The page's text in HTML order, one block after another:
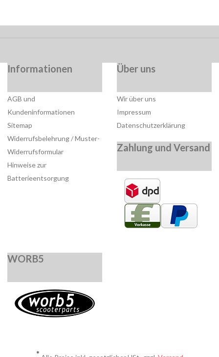
Informationen
AGB und
Kundeninformationen
Sitemap
Widerrufsbelehrung / Muster-
Widerrufsformular
Hinweise zur
Batterieentsorgung
Über uns
Wir über uns
Impressum
Datenschutzerklärung
Zahlung und Versand
WORB5
*